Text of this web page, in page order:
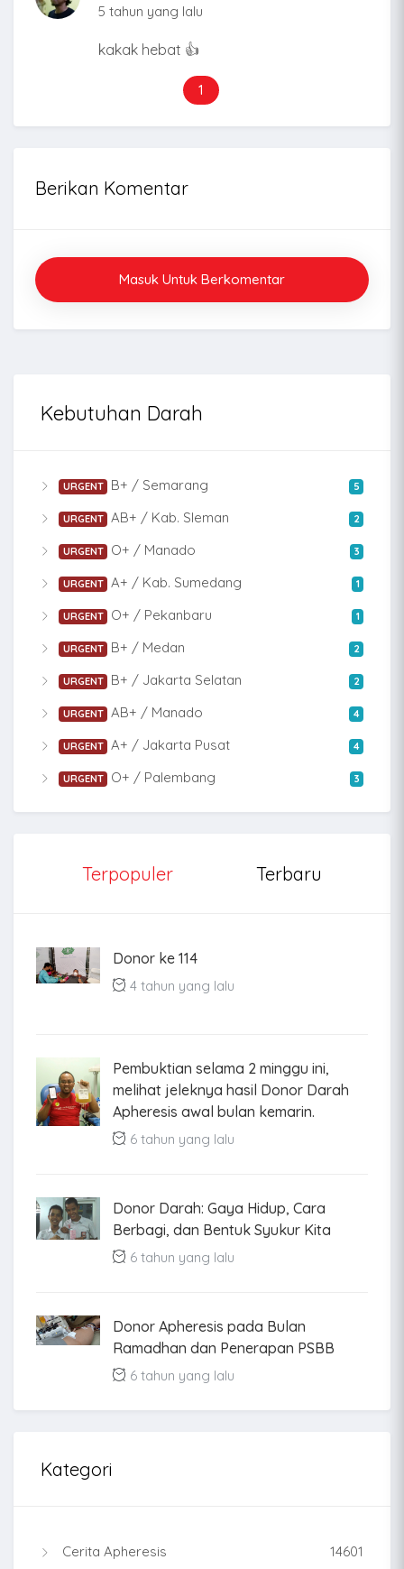
5 tahun yang lalu
kakak hebat 👍
1
Berikan Komentar
Masuk Untuk Berkomentar
Kebutuhan Darah
URGENT B+ / Semarang 5
URGENT AB+ / Kab. Sleman 2
URGENT O+ / Manado 3
URGENT A+ / Kab. Sumedang 1
URGENT O+ / Pekanbaru 1
URGENT B+ / Medan 2
URGENT B+ / Jakarta Selatan 2
URGENT AB+ / Manado 4
URGENT A+ / Jakarta Pusat 4
URGENT O+ / Palembang 3
Terpopuler Terbaru
Donor ke 114
4 tahun yang lalu
Pembuktian selama 2 minggu ini,
melihat jeleknya hasil Donor Darah
Apheresis awal bulan kemarin.
6 tahun yang lalu
Donor Darah: Gaya Hidup, Cara
Berbagi, dan Bentuk Syukur Kita
6 tahun yang lalu
Donor Apheresis pada Bulan
Ramadhan dan Penerapan PSBB
6 tahun yang lalu
Kategori
Cerita Apheresis
14601